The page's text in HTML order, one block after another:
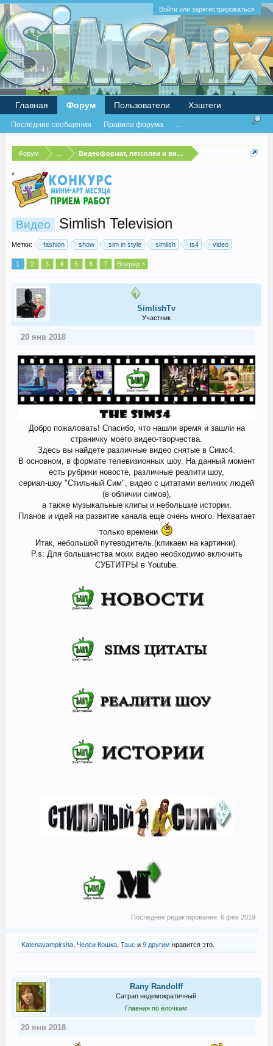
Войти или зарегистрироваться
Форум Видеоформат, летсплеи и видеочеленджи
Видео Simlish Television
Метки: fashion show sim in style simlish ts4 video
1 2 3 4 5 6 7 Вперёд >
SimlishTv
Участник
20 янв 2018
Добро пожаловать! Спасибо, что нашли время и зашли на
страничку моего видео-творчества.
Здесь вы найдете различные видео снятые в Симс4.
В основном, в формате телевизионных шоу. На данный момент
есть рубрики новосте, различные реалити шоу,
сериал-шоу "Стильный Сим", видео с цитатами великих людей
(в обличии симов),
а также музыкальные клипы и небольшие истории.
Планов и идей на развитие канала еще очень много. Нехватает
только времени
Итак, небольшой путеводитель.(кликаем на картинки).
P.s: Для большинства моих видео необходимо включить
СУБТИТРЫ в Youtube.
Последнее редактирование:6 фев 2019
Katenavampirsha, Челси Кошка, Tauc и 9 другим нравится это.
Rany Randolff
Сатрап недемократичный
Главная по ёлочкам
20 янв 2018
Главная Форум
Последние сообщения Правила форума ...
Пользователи Хэштеги